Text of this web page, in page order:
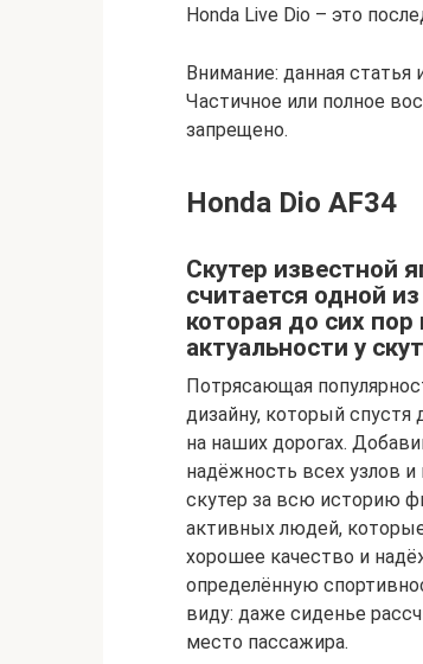
Honda Live Dio – это
Внимание: данная
Частичное или полное
запрещено.
Honda Dio AF34
Скутер известной
считается одной
которая до сих пор
актуальности у
Потрясающая
дизайну, который спустя
на наших дорогах.
надёжность всех узлов
скутер за всю историю
активных людей,
хорошее качество и
определённую
виду: даже сиденье
место пассажира.